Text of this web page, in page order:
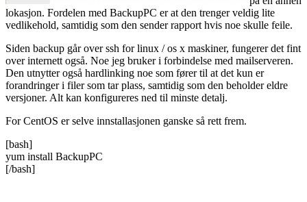
lokasjon. Fordelen med BackupPC er at den trenger veldig lite
vedlikehold, samtidig som den sender rapport hvis noe skulle feile.
Siden backup går over ssh for linux / os x maskiner, fungerer det fint
over internett også. Noe jeg bruker i forbindelse med mailserveren.
Den utnytter også hardlinking noe som fører til at det kun er
forandringer i filer som tar plass, samtidig som den beholder eldre
versjoner. Alt kan konfigureres ned til minste detalj.
For CentOS er selve innstallasjonen ganske så rett frem.
[bash]
yum install BackupPC
[/bash]